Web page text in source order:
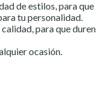
de estilos, para que
tu personalidad.
para que duren
ocasión.